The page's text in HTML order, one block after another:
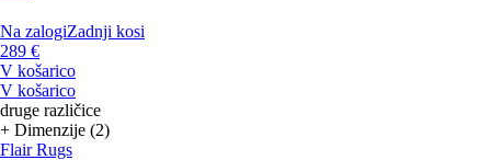
Na zalogiZadnji kosi
289 €
V košarico
V košarico
druge različice
+ Dimenzije (2)
Flair Rugs